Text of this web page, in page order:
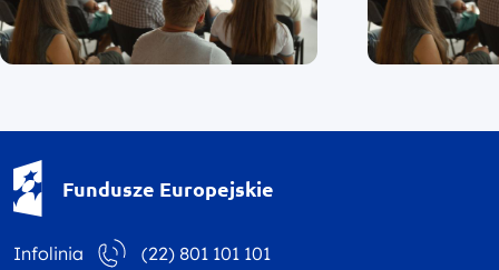
Fundusze Europejskie
Infolinia (22) 801 101 101